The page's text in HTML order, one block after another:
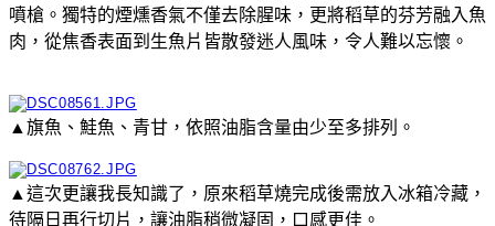
噴槍。獨特的煙燻香氣不僅去除腥味，更將稻草的芬芳融入魚
肉，從焦香表面到生魚片皆散發迷人風味，令人難以忘懷。
▲旗魚、鮭魚、青甘，依照油脂含量由少至多排列。
▲這次更讓我長知識了，原來稻草燒完成後需放入冰箱冷藏，
待隔日再行切片，讓油脂稍微凝固，口感更佳。